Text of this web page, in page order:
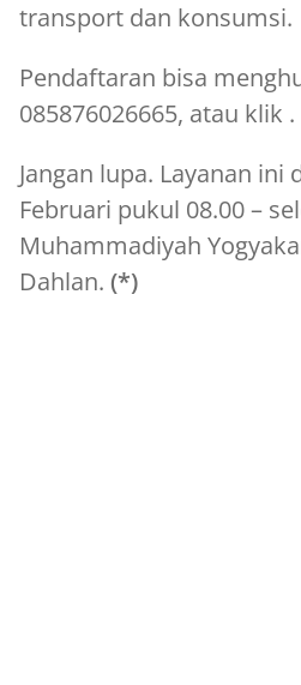
transport dan konsumsi.
Pendaftaran bisa
085876026665, atau klik .
Jangan lupa. Layanan ini
Februari pukul 08.00 –
Muhammadiyah
Dahlan. (*)